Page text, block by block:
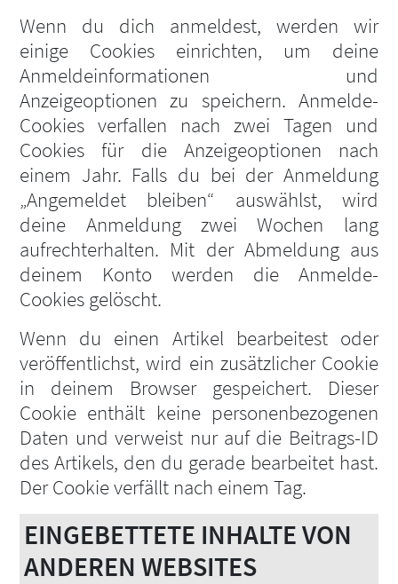
Wenn du dich anmeldest, werden wir
einige Cookies einrichten, um deine
Anmeldeinformationen und
Anzeigeoptionen zu speichern. Anmelde-
Cookies verfallen nach zwei Tagen und
Cookies für die Anzeigeoptionen nach
einem Jahr. Falls du bei der Anmeldung
„Angemeldet bleiben“ auswählst, wird
deine Anmeldung zwei Wochen lang
aufrechterhalten. Mit der Abmeldung aus
deinem Konto werden die Anmelde-
Cookies gelöscht.
Wenn du einen Artikel bearbeitest oder
veröffentlichst, wird ein zusätzlicher Cookie
in deinem Browser gespeichert. Dieser
Cookie enthält keine personenbezogenen
Daten und verweist nur auf die Beitrags-ID
des Artikels, den du gerade bearbeitet hast.
Der Cookie verfällt nach einem Tag.
EINGEBETTETE INHALTE VON
ANDEREN WEBSITES